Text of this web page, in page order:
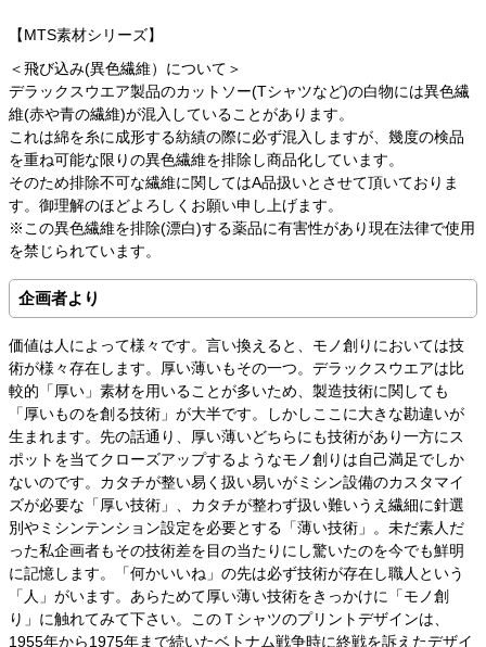
【MTS素材シリーズ】
＜飛び込み(異色繊維）について＞
デラックスウエア製品のカットソー(Tシャツなど)の白物には異色繊
維(赤や青の繊維)が混入していることがあります。
これは綿を糸に成形する紡績の際に必ず混入しますが、幾度の検品
を重ね可能な限りの異色繊維を排除し商品化しています。
そのため排除不可な繊維に関してはA品扱いとさせて頂いておりま
す。御理解のほどよろしくお願い申し上げます。
※この異色繊維を排除(漂白)する薬品に有害性があり現在法律で使用
を禁じられています。
企画者より
価値は人によって様々です。言い換えると、モノ創りにおいては技
術が様々存在します。厚い薄いもその一つ。デラックスウエアは比
較的「厚い」素材を用いることが多いため、製造技術に関しても
「厚いものを創る技術」が大半です。しかしここに大きな勘違いが
生まれます。先の話通り、厚い薄いどちらにも技術があり一方にス
ポットを当てクローズアップするようなモノ創りは自己満足でしか
ないのです。カタチが整い易く扱い易いがミシン設備のカスタマイ
ズが必要な「厚い技術」、カタチが整わず扱い難いうえ繊細に針選
別やミシンテンション設定を必要とする「薄い技術」。未だ素人だ
った私企画者もその技術差を目の当たりにし驚いたのを今でも鮮明
に記憶します。「何かいいね」の先は必ず技術が存在し職人という
「人」がいます。あらためて厚い薄い技術をきっかけに「モノ創
り」に触れてみて下さい。このＴシャツのプリントデザインは、
1955年から1975年まで続いたベトナム戦争時に終戦を訴えたデザイ